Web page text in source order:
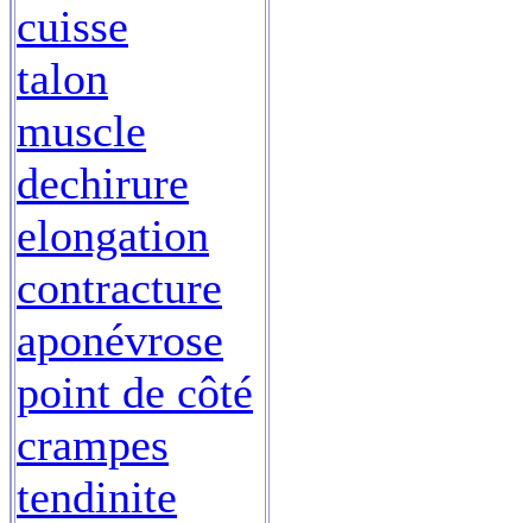
cuisse
talon
muscle
dechirure
elongation
contracture
aponévrose
point de côté
crampes
tendinite